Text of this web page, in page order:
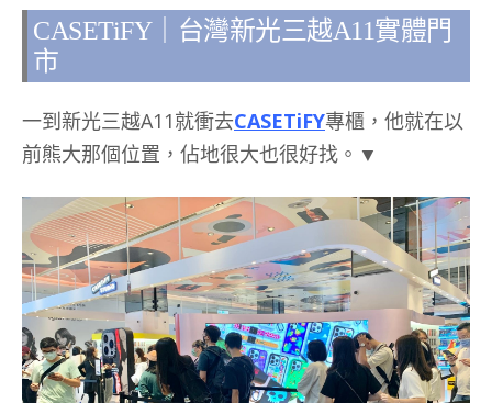
CASETiFY｜台灣新光三越A11實體門
市
一到新光三越A11就衝去CASETiFY專櫃，他就在以
前熊大那個位置，佔地很大也很好找。▼